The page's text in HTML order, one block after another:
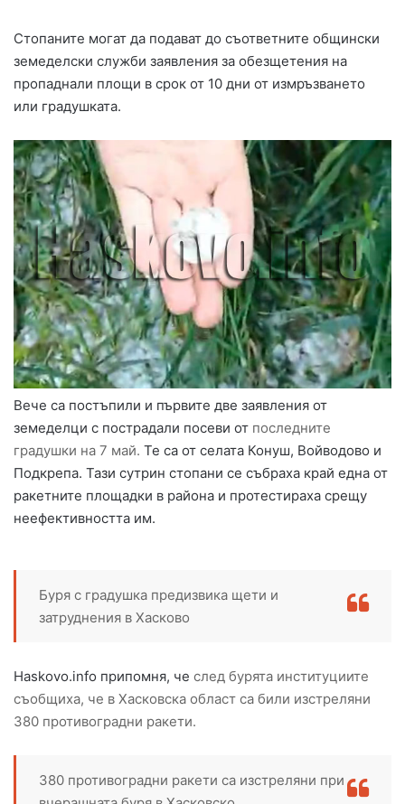
Стопаните могат да подават до съответните общински
земеделски служби заявления за обезщетения на
пропаднали площи в срок от 10 дни от измръзването
или градушката.
Вече са постъпили и първите две заявления от
земеделци с пострадали посеви от последните
градушки на 7 май. Те са от селата Конуш, Войводово и
Подкрепа. Тази сутрин стопани се събраха край една от
ракетните площадки в района и протестираха срещу
неефективността им.
Буря с градушка предизвика щети и
затруднения в Хасково
Haskovo.info припомня, че след бурята институциите
съобщиха, че в Хасковска област са били изстреляни
380 противоградни ракети.
380 противоградни ракети са изстреляни при